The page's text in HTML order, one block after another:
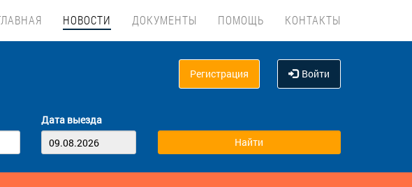
НОВОСТИ ДОКУМЕНТЫ ПОМОЩЬ КОНТАКТЫ
Регистрация Войти
Дата выезда